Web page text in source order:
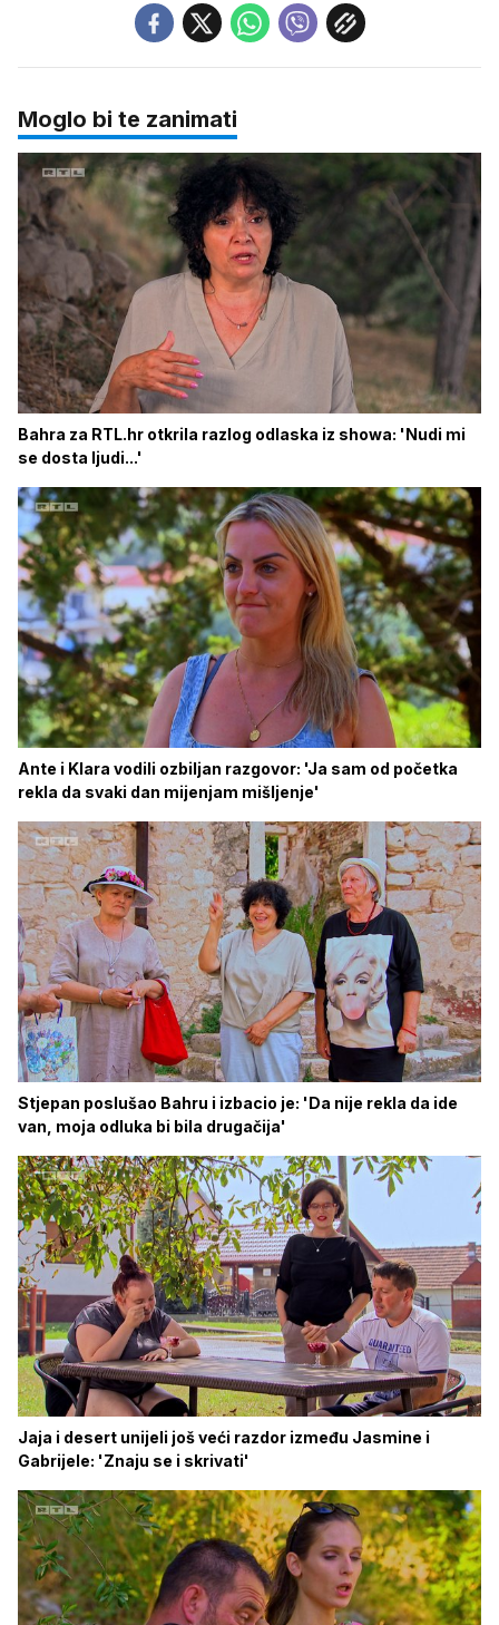
Moglo bi te zanimati
Bahra za RTL.hr otkrila razlog odlaska iz showa: 'Nudi mi
se dosta ljudi...'
Ante i Klara vodili ozbiljan razgovor: 'Ja sam od početka
rekla da svaki dan mijenjam mišljenje'
Stjepan poslušao Bahru i izbacio je: 'Da nije rekla da ide
van, moja odluka bi bila drugačija'
Jaja i desert unijeli još veći razdor između Jasmine i
Gabrijele: 'Znaju se i skrivati'